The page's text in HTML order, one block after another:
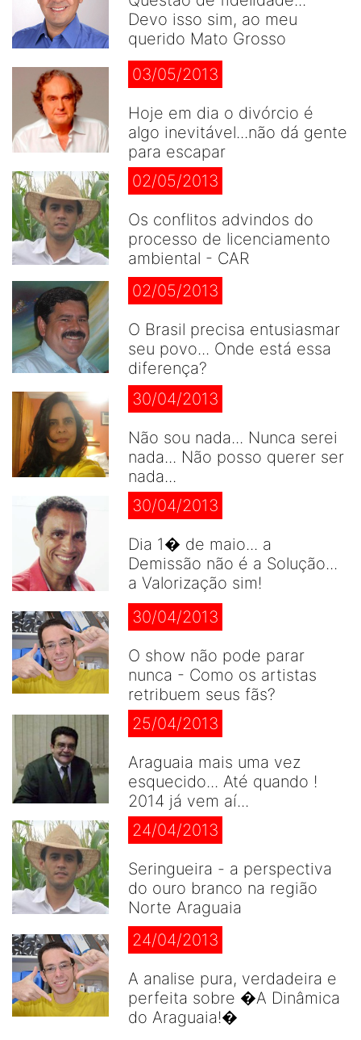
Devo isso sim, ao meu
querido Mato Grosso
03/05/2013
Hoje em dia o divórcio é
algo inevitável...não dá gente
para escapar
02/05/2013
Os conflitos advindos do
processo de licenciamento
ambiental - CAR
02/05/2013
O Brasil precisa entusiasmar
seu povo... Onde está essa
diferença?
30/04/2013
Não sou nada... Nunca serei
nada... Não posso querer ser
nada...
30/04/2013
Dia 1� de maio... a
Demissão não é a Solução...
a Valorização sim!
30/04/2013
O show não pode parar
nunca - Como os artistas
retribuem seus fãs?
25/04/2013
Araguaia mais uma vez
esquecido... Até quando !
2014 já vem aí...
24/04/2013
Seringueira - a perspectiva
do ouro branco na região
Norte Araguaia
24/04/2013
A analise pura, verdadeira e
perfeita sobre �A Dinâmica
do Araguaia!�